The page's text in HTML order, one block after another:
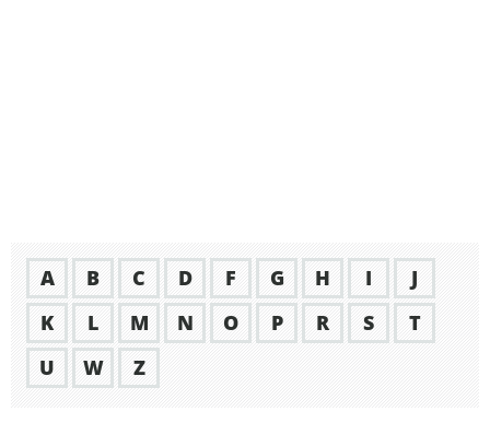
A B C D F G H I
J
K
L M N O P R S
T
U
W Z